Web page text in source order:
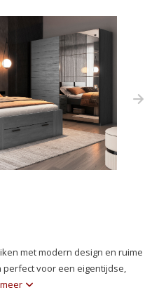
met modern design en ruime
voor een eigentijdse,